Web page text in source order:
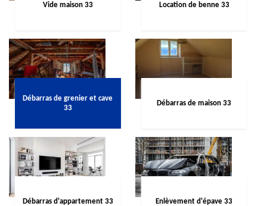
Vide maison 33 Location de benne 33
Débarras de grenier et cave
33
Débarras de maison 33
Débarras d'appartement 33 Enlèvement d'épave 33